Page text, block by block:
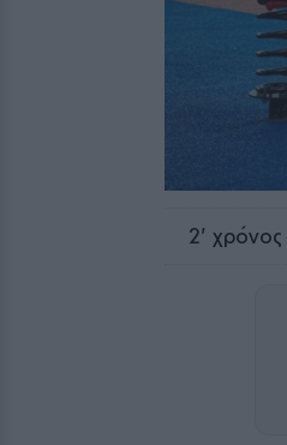
2'